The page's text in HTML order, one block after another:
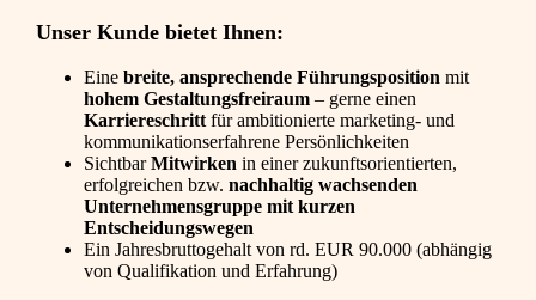
Unser Kunde bietet Ihnen:
Eine breite, ansprechende Führungsposition mit
hohem Gestaltungsfreiraum – gerne einen
Karriereschritt für ambitionierte marketing- und
kommunikationserfahrene Persönlichkeiten
SichtbarMitwirken in einer zukunftsorientierten,
erfolgreichen bzw. nachhaltig wachsenden
Unternehmensgruppe mit kurzen
Entscheidungswegen
Ein Jahresbruttogehalt von rd. EUR 90.000 (abhängig
von Qualifikation und Erfahrung)